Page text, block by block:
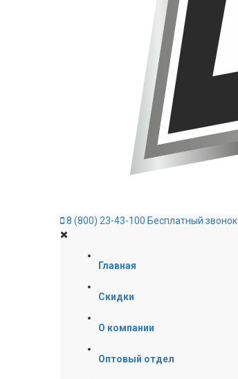
8 (800) 23-43-100 Бесплатный звонок
Главная
Скидки
О компании
Оптовый отдел